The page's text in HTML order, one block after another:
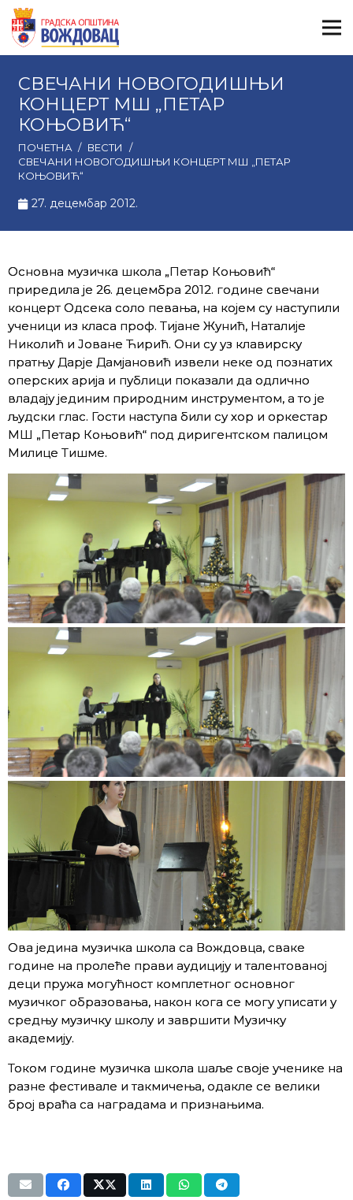
СВЕЧАНИ НОВОГОДИШЊИ
КОНЦЕРТ МШ „ПЕТАР
КОЊОВИЋ“
ПОЧЕТНА / ВЕСТИ
/
СВЕЧАНИ НОВОГОДИШЊИ КОНЦЕРТ МШ „ПЕТАР
КОЊОВИЋ“
27. децембар 2012.
Основна музичка школа „Петар Коњовић“
приредила је 26. децембра 2012. године свечани
концерт Одсека соло певања, на којем су наступили
ученици из класа проф. Тијане Жунић, Наталије
Николић и Јоване Ћирић. Они су уз клавирску
пратњу Дарје Дамјановић извели неке од познатих
оперских арија и публици показали да одлично
владају јединим природним инструментом, а то је
људски глас. Гости наступа били су хор и оркестар
МШ „Петар Коњовић“ под диригентском палицом
Милице Тишме.
Ова једина музичка школа са Вождовца, сваке
године на пролеће прави аудицију и талентованој
деци пружа могућност комплетног основног
музичког образовања, након кога се могу уписати у
средњу музичку школу и завршити Музичку
академију.
Током године музичка школа шаље своје ученике на
разне фестивале и такмичења, одакле се велики
број враћа са наградама и признањима.